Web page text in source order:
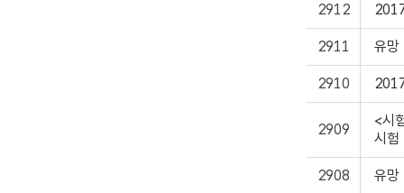
2912
2911 유망
2910
2909
<시
시험
2908 유망